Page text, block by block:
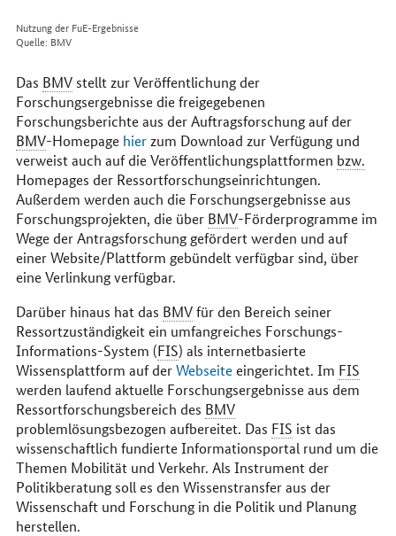
Nutzung der FuE-Ergebnisse
Quelle: BMV
Das BMVstellt zur Veröffentlichung der
Forschungsergebnisse die freigegebenen
Forschungsberichte aus der Auftragsforschung auf der
BMV-Homepage hierzum Download zur Verfügung und
verweist auch auf die Veröffentlichungsplattformen bzw.
Homepages der Ressortforschungseinrichtungen.
Außerdem werden auch die Forschungsergebnisse aus
Forschungsprojekten, die über BMV-Förderprogramme im
Wege der Antragsforschung gefördert werden und auf
einer Website/Plattform gebündelt verfügbar sind, über
eine Verlinkung verfügbar.
Darüber hinaus hat das BMVfür den Bereich seiner
Ressortzuständigkeit ein umfangreiches Forschungs-
Informations-System (FIS) als internetbasierte
Wissensplattform auf derWebseiteeingerichtet. Im FIS
werden laufend aktuelle Forschungsergebnisse aus dem
Ressortforschungsbereich des BMV
problemlösungsbezogen aufbereitet. Das FIS ist das
wissenschaftlich fundierte Informationsportal rund um die
Themen Mobilität und Verkehr. Als Instrument der
Politikberatung soll es den Wissenstransfer aus der
Wissenschaft und Forschung in die Politik und Planung
herstellen.